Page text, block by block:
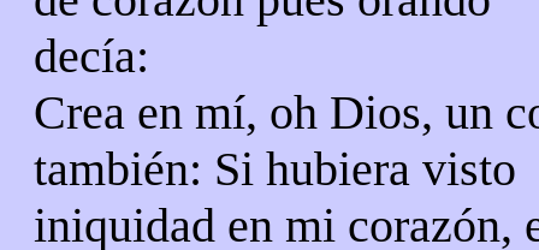
decía:
Crea en mí, oh Dios, un
también: Si hubiera visto
iniquidad en mi corazón,